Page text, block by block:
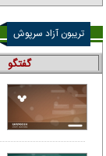
تریبون آزاد سرپوش
گفتگو